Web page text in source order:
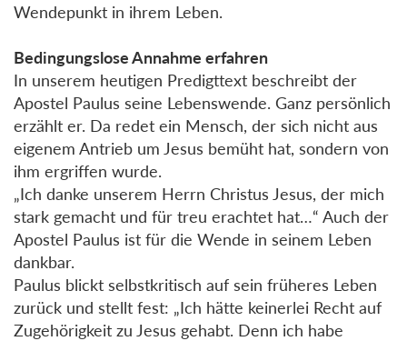
Wendepunkt in ihrem Leben.
Bedingungslose Annahme erfahren
In unserem heutigen Predigttext beschreibt der
Apostel Paulus seine Lebenswende. Ganz persönlich
erzählt er. Da redet ein Mensch, der sich nicht aus
eigenem Antrieb um Jesus bemüht hat, sondern von
ihm ergriffen wurde.
„Ich danke unserem Herrn Christus Jesus, der mich
stark gemacht und für treu erachtet hat…“ Auch der
Apostel Paulus ist für die Wende in seinem Leben
dankbar.
Paulus blickt selbstkritisch auf sein früheres Leben
zurück und stellt fest: „Ich hätte keinerlei Recht auf
Zugehörigkeit zu Jesus gehabt. Denn ich habe